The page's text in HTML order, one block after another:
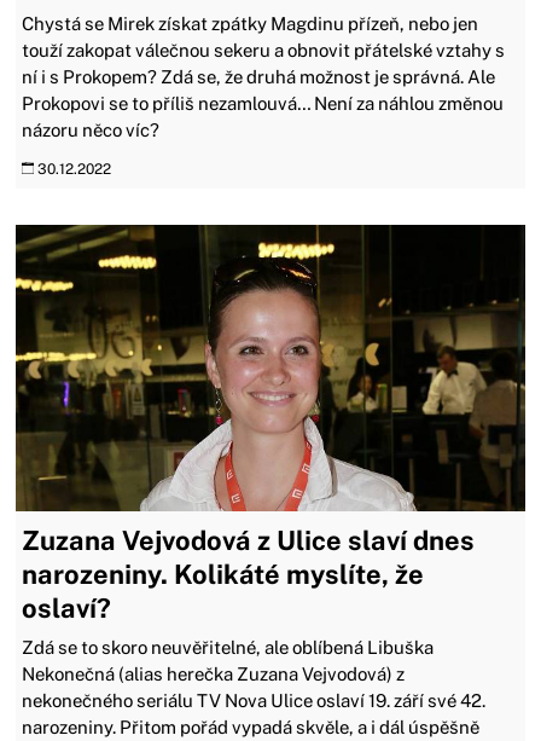
Chystá se Mirek získat zpátky Magdinu přízeň, nebo jen
touží zakopat válečnou sekeru a obnovit přátelské vztahy s
ní i s Prokopem? Zdá se, že druhá možnost je správná. Ale
Prokopovi se to příliš nezamlouvá… Není za náhlou změnou
názoru něco víc?
30.12.2022
Zuzana Vejvodová z Ulice slaví dnes
narozeniny. Kolikáté myslíte, že
oslaví?
Zdá se to skoro neuvěřitelné, ale oblíbená Libuška
Nekonečná (alias herečka Zuzana Vejvodová) z
nekonečného seriálu TV Nova Ulice oslaví 19. září své 42.
narozeniny. Přitom pořád vypadá skvěle, a i dál úspěšně